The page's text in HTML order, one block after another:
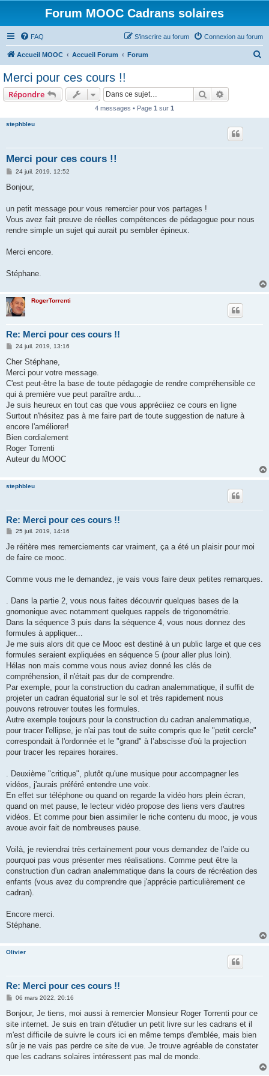
Forum MOOC Cadrans solaires
FAQ Connexion au forum
S’inscrire au forum
Accueil MOOC Accueil Forum Forum
Merci pour ces cours !!
Répondre Rechercher
4 messages • Page 1 sur 1
stephbleu
Merci pour ces cours !!
M
s
g
24 juil. 2019, 12:52
Bonjour,
un petit message pour vous remercier pour vos partages !
Vous avez fait preuve de réelles compétences de pédagogue pour nous
rendre simple un sujet qui aurait pu sembler épineux.
Merci encore.
Stéphane.
RogerTorrenti
Re: Merci pour ces cours !!
M
s
a
g
24 juil. 2019, 13:16
Cher Stéphane,
Merci pour votre message.
C'est peut-être la base de toute pédagogie de rendre compréhensible ce
qui à première vue peut paraître ardu...
Je suis heureux en tout cas que vous appréciiez ce cours en ligne
Surtout n'hésitez pas à me faire part de toute suggestion de nature à
encore l'améliorer!
Bien cordialement
Roger Torrenti
Auteur du MOOC
stephbleu
Re: Merci pour ces cours !!
M
s
a
25 juil. 2019, 14:16
Je réitère mes remerciements car vraiment, ça a été un plaisir pour moi
de faire ce mooc.
Comme vous me le demandez, je vais vous faire deux petites remarques.
. Dans la partie 2, vous nous faites découvrir quelques bases de la
gnomonique avec notamment quelques rappels de trigonométrie.
Dans la séquence 3 puis dans la séquence 4, vous nous donnez des
formules à appliquer...
Je me suis alors dit que ce Mooc est destiné à un public large et que ces
formules seraient expliquées en séquence 5 (pour aller plus loin).
Hélas non mais comme vous nous aviez donné les clés de
compréhension, il n'était pas dur de comprendre.
Par exemple, pour la construction du cadran analemmatique, il suffit de
projeter un cadran équatorial sur le sol et très rapidement nous
pouvons retrouver toutes les formules.
Autre exemple toujours pour la construction du cadran analemmatique,
pour tracer l'ellipse, je n'ai pas tout de suite compris que le "petit cercle"
correspondait à l'ordonnée et le "grand" à l’abscisse d'où la projection
pour tracer les repaires horaires.
. Deuxième "critique", plutôt qu'une musique pour accompagner les
vidéos, j'aurais préféré entendre une voix.
En effet sur téléphone ou quand on regarde la vidéo hors plein écran,
quand on met pause, le lecteur vidéo propose des liens vers d'autres
vidéos. Et comme pour bien assimiler le riche contenu du mooc, je vous
avoue avoir fait de nombreuses pause.
Voilà, je reviendrai très certainement pour vous demandez de l'aide ou
pourquoi pas vous présenter mes réalisations. Comme peut être la
construction d'un cadran analemmatique dans la cours de récréation des
enfants (vous avez du comprendre que j'apprécie particulièrement ce
cadran).
Encore merci.
Stéphane.
Olivier
Re: Merci pour ces cours !!
M
s
a
g
06 mars 2022, 20:16
Bonjour, Je tiens, moi aussi à remercier Monsieur Roger Torrenti pour ce
site internet. Je suis en train d'étudier un petit livre sur les cadrans et il
m'est difficile de suivre le cours ici en même temps d'emblée, mais bien
sûr je ne vais pas perdre ce site de vue. Je trouve agréable de constater
que les cadrans solaires intéressent pas mal de monde.